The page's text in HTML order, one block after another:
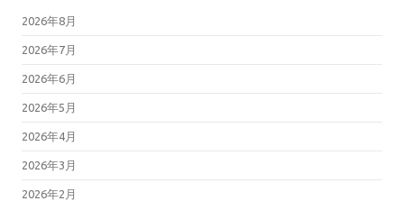
2026年8月
2026年7月
2026年6月
2026年5月
2026年4月
2026年3月
2026年2月